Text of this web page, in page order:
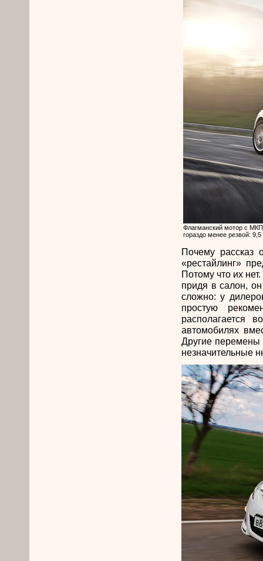
Флагманский мотор с
гораздо менее резвой:
Почему рассказ
«рестайлинг»
Потому что их
придя в салон,
сложно: у
простую
располагается
автомобилях
Другие перемены
незначительные